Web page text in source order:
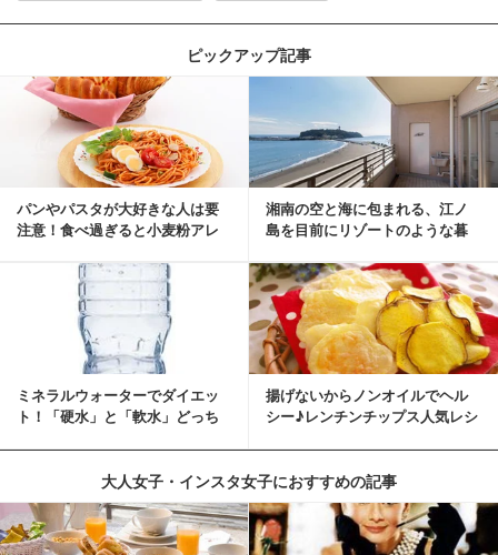
ピックアップ記事
パンやパスタが大好きな人は要
注意！食べ過ぎると小麦粉アレ
湘南の空と海に包まれる、江ノ
島を目前にリゾートのような暮
ミネラルウォーターでダイエッ
ト！「硬水」と「軟水」どっち
揚げないからノンオイルでヘル
シー♪レンチンチップス人気レシ
大人女子・インスタ女子におすすめの記事